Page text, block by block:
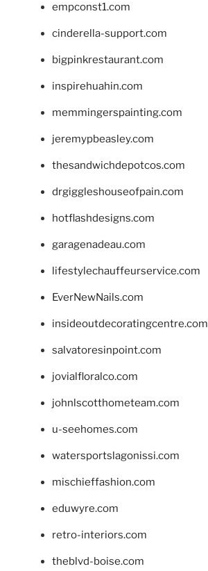
empconst1.com
cinderella-support.com
bigpinkrestaurant.com
inspirehuahin.com
memmingerspainting.com
jeremypbeasley.com
thesandwichdepotcos.com
drgiggleshouseofpain.com
hotflashdesigns.com
garagenadeau.com
lifestylechauffeurservice.com
EverNewNails.com
insideoutdecoratingcentre.com
salvatoresinpoint.com
jovialfloralco.com
johnlscotthometeam.com
u-seehomes.com
watersportslagonissi.com
mischieffashion.com
eduwyre.com
retro-interiors.com
theblvd-boise.com